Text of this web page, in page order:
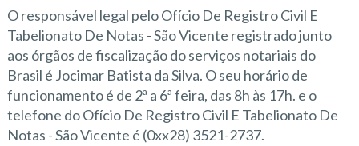
O responsável legal pelo Ofício De Registro Civil E
Tabelionato De Notas - São Vicente registrado junto
aos órgãos de fiscalização do serviços notariais do
Brasil é Jocimar Batista da Silva. O seu horário de
funcionamento é de 2ª a 6ª feira, das 8h às 17h. e o
telefone do Ofício De Registro Civil E Tabelionato De
Notas - São Vicente é (0xx28) 3521-2737.